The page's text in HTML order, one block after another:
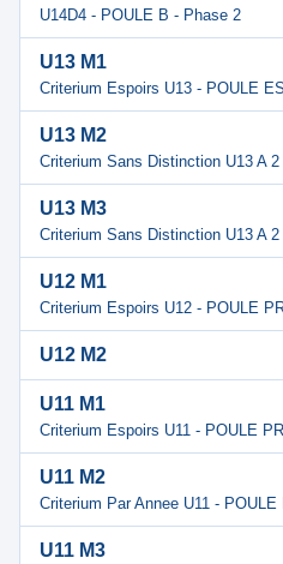
U14D4 - POULE B - Phase 2
U13 M1
Criterium Espoirs U13 - POULE
U13 M2
Criterium Sans Distinction U13 A
U13 M3
Criterium Sans Distinction U13 A
U12 M1
Criterium Espoirs U12 - POULE
U12 M2
U11 M1
Criterium Espoirs U11 - POULE
U11 M2
Criterium Par Annee U11 -
U11 M3